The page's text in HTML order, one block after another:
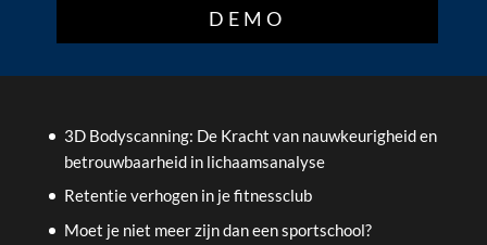
DEMO
3D Bodyscanning: De Kracht van nauwkeurigheid en
betrouwbaarheid in lichaamsanalyse
Retentie verhogen in je fitnessclub
Moet je niet meer zijn dan een sportschool?